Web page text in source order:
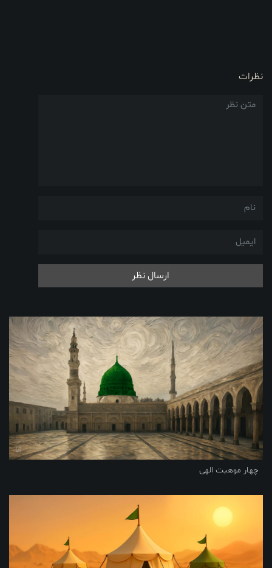
نظرات
ارسال نظر
چهار موهبت الهی